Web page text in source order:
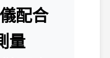
配合
量